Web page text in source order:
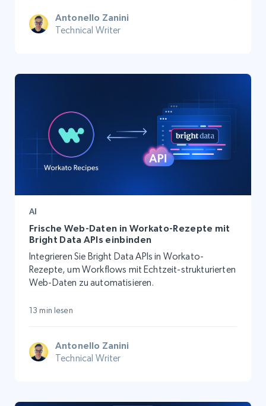
Antonello Zanini
Technical Writer
AI
Frische Web-Daten in Workato-Rezepte mit
Bright Data APIs einbinden
Integrieren Sie Bright Data APIs in Workato-
Rezepte, um Workflows mit Echtzeit-strukturierten
Web-Daten zu automatisieren.
13 min lesen
Antonello Zanini
Technical Writer